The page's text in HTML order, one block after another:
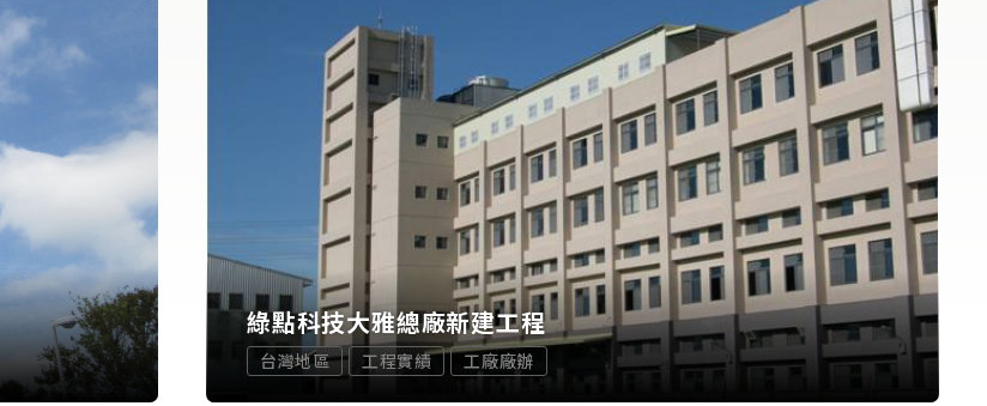
綠點科技大雅總廠新建工程
台灣地區 工程實績 工廠廠辦